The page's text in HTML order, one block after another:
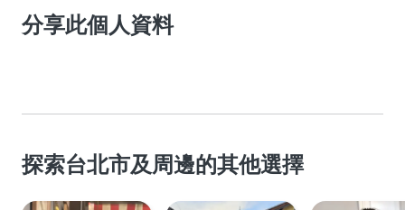
分享此個人資料
探索台北市及周邊的其他選擇